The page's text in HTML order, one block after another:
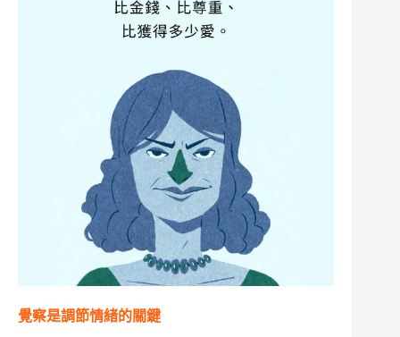
覺察是調節情緒的關鍵